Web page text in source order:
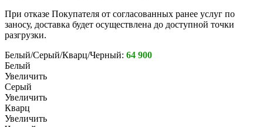
При отказе Покупателя от согласованных ранее услуг по
заносу, доставка будет осуществлена до доступной точки
разгрузки.
Белый/Серый/Кварц/Черный: 64 900
Белый
Увеличить
Серый
Увеличить
Кварц
Увеличить